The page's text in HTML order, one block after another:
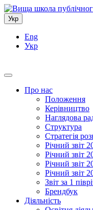
Укр
Eng
Укр
Про нас
Положення
Керівництво
Наглядова
Структура
Стратегія
Річний звіт
Річний звіт
Річний звіт
Річний звіт
Звіт за 1
Брендбук
Діяльність